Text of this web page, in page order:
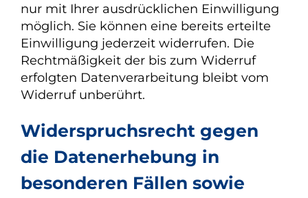
nur mit Ihrer ausdrücklichen Einwilligung
möglich. Sie können eine bereits erteilte
Einwilligung jederzeit widerrufen. Die
Rechtmäßigkeit der bis zum Widerruf
erfolgten Datenverarbeitung bleibt vom
Widerruf unberührt.
Widerspruchsrecht gegen
die Datenerhebung in
besonderen Fällen sowie